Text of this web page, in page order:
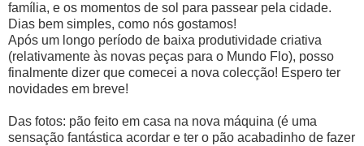
família, e os momentos de sol para passear pela cidade.
Dias bem simples, como nós gostamos!
Após um longo período de baixa produtividade criativa
(relativamente às novas peças para o Mundo Flo), posso
finalmente dizer que comecei a nova colecção! Espero ter
novidades em breve!
Das fotos: pão feito em casa na nova máquina (é uma
sensação fantástica acordar e ter o pão acabadinho de fazer